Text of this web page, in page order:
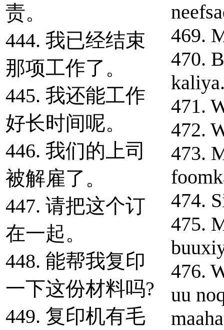
责。
444. 我已经结束
那项工作了。
445. 我还能工作
好长时间呢。
446. 我们的上司
被解雇了。
447. 请把这个订
在一起。
448. 能帮我复印
一下这份材料吗?
449. 复印机有毛
469.
470.
471.
472.
473.
474.
475.
476.
uu